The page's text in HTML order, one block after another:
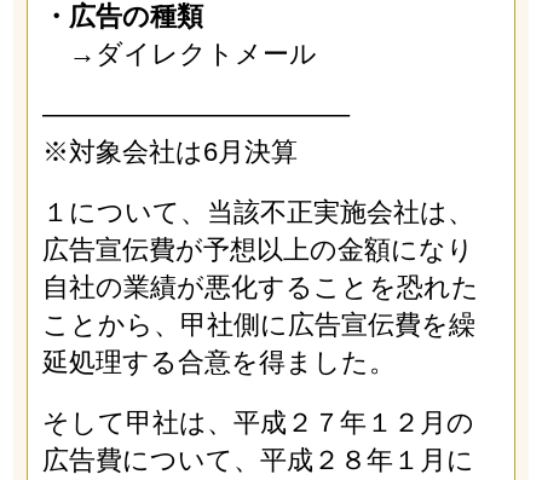
・広告の種類
→ダイレクトメール
———————————–
※対象会社は6月決算
１について、当該不正実施会社は、
広告宣伝費が予想以上の金額になり
自社の業績が悪化することを恐れた
ことから、甲社側に広告宣伝費を繰
延処理する合意を得ました。
そして甲社は、平成２７年１２月の
広告費について、平成２８年１月に